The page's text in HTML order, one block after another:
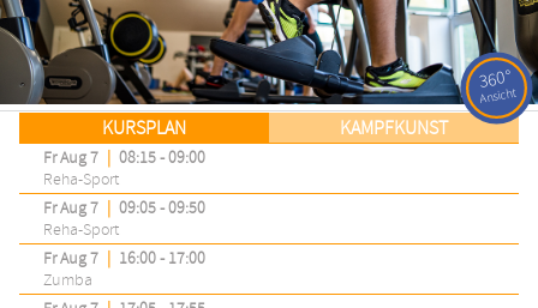
KURSPLAN KAMPFKUNST
Fr Aug 7
08:15 - 09:00
Reha-Sport
Fr Aug 7
09:05 - 09:50
Reha-Sport
Fr Aug 7
16:00 - 17:00
Zumba